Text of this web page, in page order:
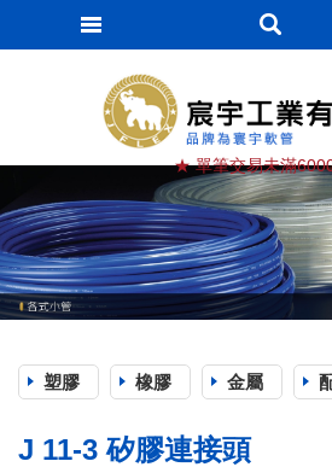
★ 單筆交易未滿6000(
塑膠 橡膠 金屬
J 11-3 矽膠連接頭